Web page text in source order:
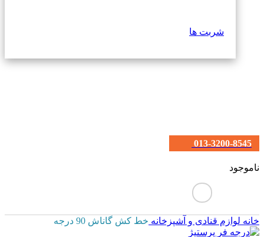
شربت ها
013-3200-8545
ناموجود
خانه لوازم قنادی و آشپزخانه خط کش گاناش 90 درجه